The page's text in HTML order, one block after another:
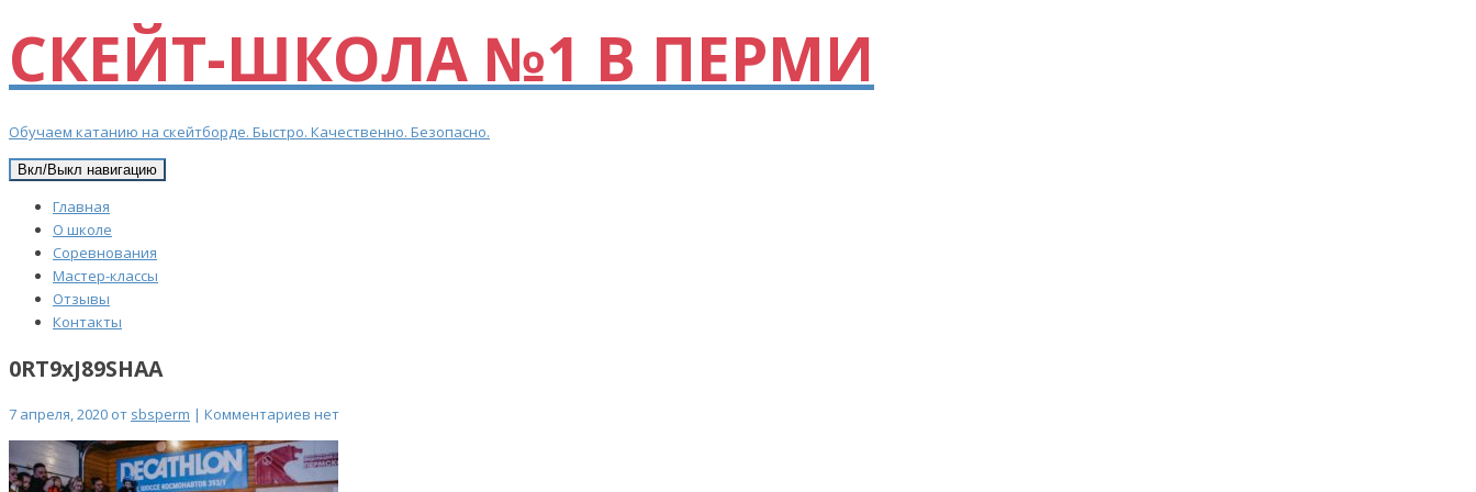
СКЕЙТ-ШКОЛА №1 В ПЕРМИ
Обучаем катанию на скейтборде. Быстро. Качественно. Безопасно.
Вкл/Выкл навигацию
Главная
О школе
Соревнования
Мастер-классы
Отзывы
Контакты
0RT9xJ89SHAA
7 апреля, 2020 от sbsperm | Комментариев нет